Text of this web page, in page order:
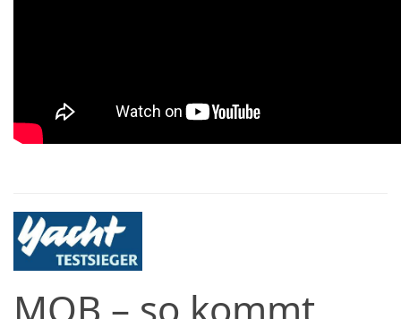
MOB – so kommt